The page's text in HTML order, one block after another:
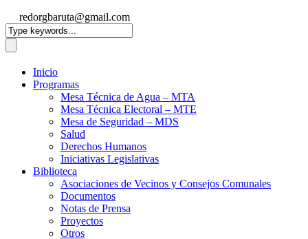
redorgbaruta@gmail.com
Inicio
Programas
Mesa Técnica de Agua – MTA
Mesa Técnica Electoral – MTE
Mesa de Seguridad – MDS
Salud
Derechos Humanos
Iniciativas Legislativas
Biblioteca
Asociaciones de Vecinos y Consejos Comunales
Documentos
Notas de Prensa
Proyectos
Otros